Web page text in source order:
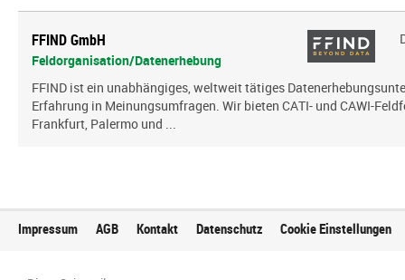
FFIND GmbH
Feldorganisation/Datenerhebung
FFIND ist ein unabhängiges, weltweit tätiges
Erfahrung in Meinungsumfragen. Wir bieten CATI- und CAWI-
Frankfurt, Palermo und ...
Impressum AGB Kontakt Datenschutz Cookie Einstellungen